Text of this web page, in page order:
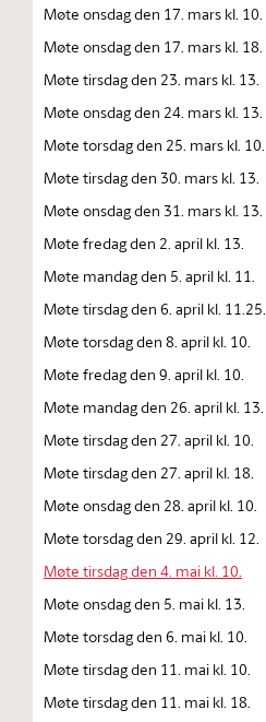
Møte onsdag den 17. mars kl. 10.
Møte onsdag den 17. mars kl. 18.
Møte tirsdag den 23. mars kl. 13.
Møte onsdag den 24. mars kl. 13.
Møte torsdag den 25. mars kl. 10.
Møte tirsdag den 30. mars kl. 13.
Møte onsdag den 31. mars kl. 13.
Møte fredag den 2. april kl. 13.
Møte mandag den 5. april kl. 11.
Møte tirsdag den 6. april kl. 11.25.
Møte torsdag den 8. april kl. 10.
Møte fredag den 9. april kl. 10.
Møte mandag den 26. april kl. 13.
Møte tirsdag den 27. april kl. 10.
Møte tirsdag den 27. april kl. 18.
Møte onsdag den 28. april kl. 10.
Møte torsdag den 29. april kl. 12.
Møte tirsdag den 4. mai kl. 10.
Møte onsdag den 5. mai kl. 13.
Møte torsdag den 6. mai kl. 10.
Møte tirsdag den 11. mai kl. 10.
Møte tirsdag den 11. mai kl. 18.